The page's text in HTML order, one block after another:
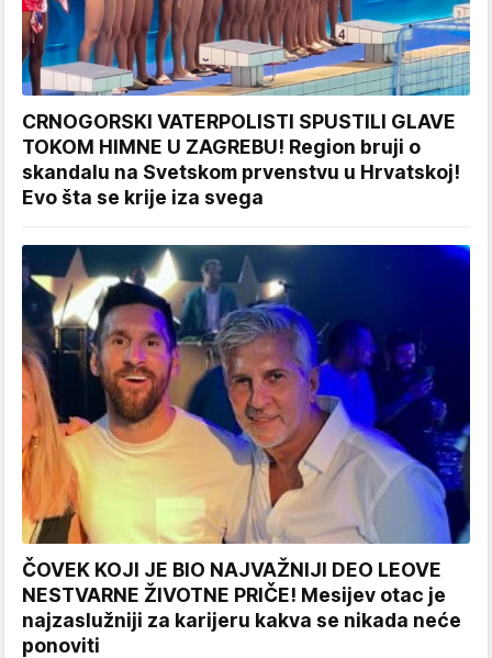
CRNOGORSKI VATERPOLISTI SPUSTILI GLAVE
TOKOM HIMNE U ZAGREBU! Region bruji o
skandalu na Svetskom prvenstvu u Hrvatskoj!
Evo šta se krije iza svega
ČOVEK KOJI JE BIO NAJVAŽNIJI DEO LEOVE
NESTVARNE ŽIVOTNE PRIČE! Mesijev otac je
najzaslužniji za karijeru kakva se nikada neće
ponoviti